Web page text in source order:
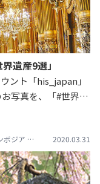
遺産9選」
ント「his_japan」
写真を、「#世界遺
紹介します。
ボジア #クロアチア #コトル
2020.03.31